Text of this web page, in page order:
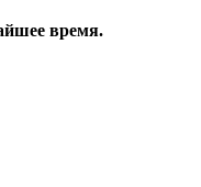
время.